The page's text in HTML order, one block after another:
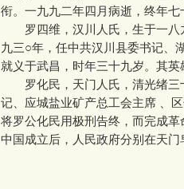
衔。一九九二年四月病逝，终年七
罗四维，汉川人氏，生于一八
九三○年，任中共汉川县委书记、
就义于武昌，时年三十九岁。其英
罗化民，天门人氏，清光绪三
记、应城盐业矿产总工会主席 、
将罗公化民用极刑告终，而完成
中国成立后，人民政府分别在天门